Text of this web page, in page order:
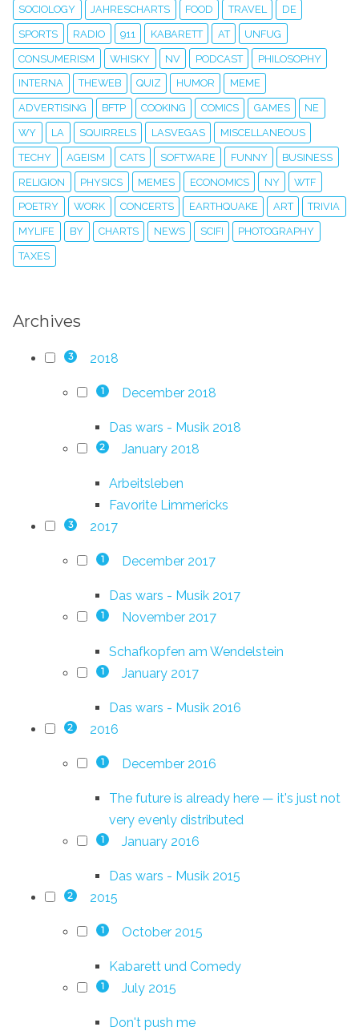
SOCIOLOGY JAHRESCHARTS FOOD TRAVEL DE
SPORTS RADIO 911 KABARETT AT UNFUG
CONSUMERISM WHISKY NV PODCAST PHILOSOPHY
INTERNA THEWEB QUIZ HUMOR MEME
ADVERTISING BFTP COOKING COMICS GAMES NE
WY LA SQUIRRELS LASVEGAS MISCELLANEOUS
TECHY AGEISM CATS SOFTWARE FUNNY BUSINESS
RELIGION PHYSICS MEMES ECONOMICS NY WTF
POETRY WORK CONCERTS EARTHQUAKE ART TRIVIA
MYLIFE BY CHARTS NEWS SCIFI PHOTOGRAPHY
TAXES
Archives
3 2018
1 December 2018
Das wars - Musik 2018
2 January 2018
Arbeitsleben
Favorite Limmericks
3 2017
1 December 2017
Das wars - Musik 2017
1 November 2017
Schafkopfen am Wendelstein
1 January 2017
Das wars - Musik 2016
2 2016
1 December 2016
The future is already here — it's just not
very evenly distributed
1 January 2016
Das wars - Musik 2015
2 2015
1 October 2015
Kabarett und Comedy
1 July 2015
Don't push me